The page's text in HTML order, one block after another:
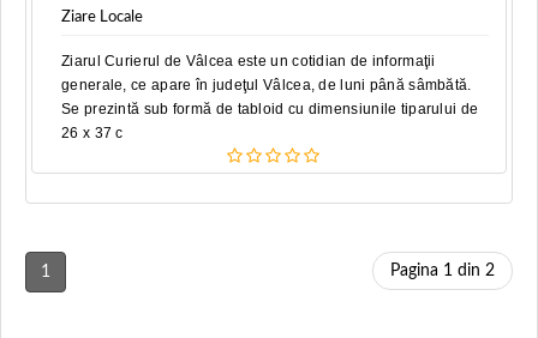
Ziare Locale
Ziarul Curierul de Vâlcea este un cotidian de informaţii
generale, ce apare în judeţul Vâlcea, de luni până sâmbătă.
Se prezintă sub formă de tabloid cu dimensiunile tiparului de
26 x 37 c
1 Pagina 1 din 2